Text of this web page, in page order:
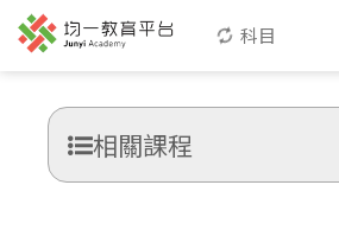
科目
相關課程